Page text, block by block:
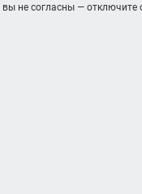
не согласны — отключите